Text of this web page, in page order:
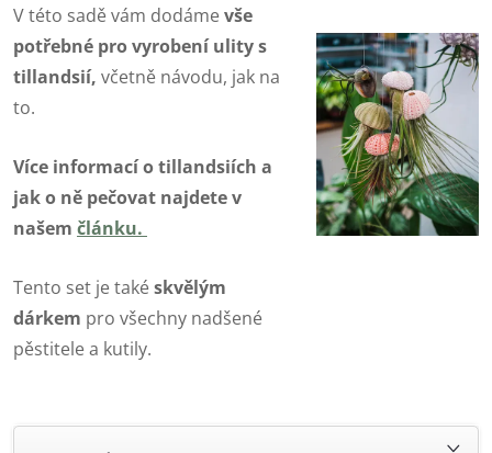
V této sadě vám dodámevše
potřebné pro vyrobení ulity s
tillandsií, včetně návodu, jak na
to.
Více informací o tillandsiích a
jak o ně pečovat najdete v
našem článku.
Tento set je takéskvělým
dárkem pro všechny nadšené
pěstitele a kutily.